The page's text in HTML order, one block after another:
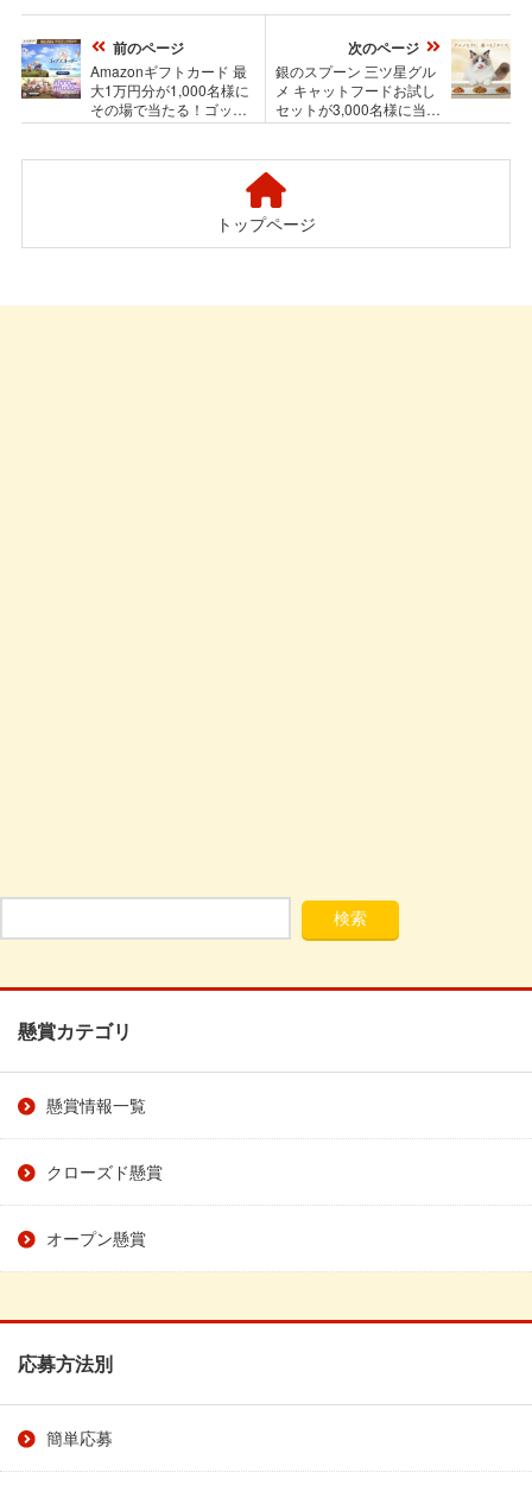
前のページ
Amazonギフトカード 最
大1万円分が1,000名様に
その場で当たる！ゴッデ
スオーダーのXキャンペ
次のページ
銀のスプーン 三ツ星グル
メ キャットフードお試し
セットが3,000名様に当た
る！ユニ・チャーム ペッ
ーン
トップページ
懸賞カテゴリ
懸賞情報一覧
クローズド懸賞
オープン懸賞
応募方法別
簡単応募